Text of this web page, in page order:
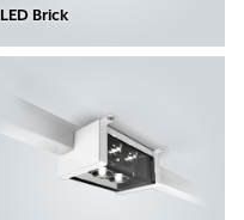
LED Brick